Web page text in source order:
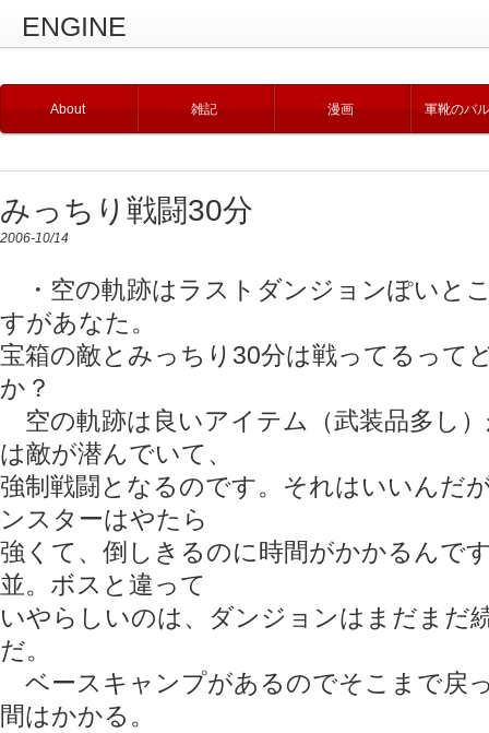
ENGINE
About 雑記 漫画 軍靴のバ
みっちり戦闘30分
2006-10/14
・空の軌跡はラストダンジョンぽいと
すがあなた。
宝箱の敵とみっちり30分は戦ってるって
か？
空の軌跡は良いアイテム（武装品多し
は敵が潜んでいて、
強制戦闘となるのです。それはいいんだ
ンスターはやたら
強くて、倒しきるのに時間がかかるんで
並。ボスと違って
いやらしいのは、ダンジョンはまだまだ
だ。
ベースキャンプがあるのでそこまで戻
間はかかる。